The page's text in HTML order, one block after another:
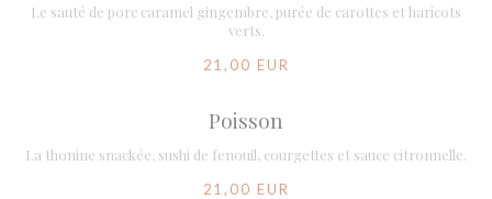
Le sauté de porc caramel gingembre, purée de carottes et haricots
verts.
21,00 EUR
Poisson
La thonine snackée, sushi de fenouil, courgettes et sauce citronnelle.
21,00 EUR